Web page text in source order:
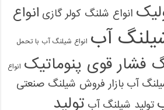
انواع شلنگ کولر گازی انواع
آب انواع شیلنگ آب با تحمل
فشار قوی پنوماتیک انواع
آب بازار فروش شیلنگ صنعتی
تولید شیلنگ آب تولید